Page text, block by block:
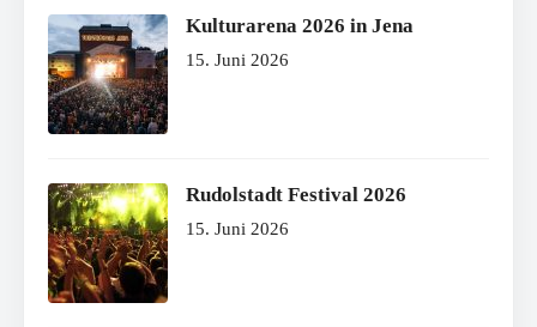
Kulturarena 2026 in Jena
15. Juni 2026
Rudolstadt Festival 2026
15. Juni 2026